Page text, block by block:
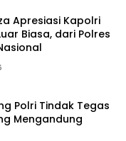
Apresiasi Kapolri
Biasa, dari Polres
Polri Tindak Tegas
Mengandung